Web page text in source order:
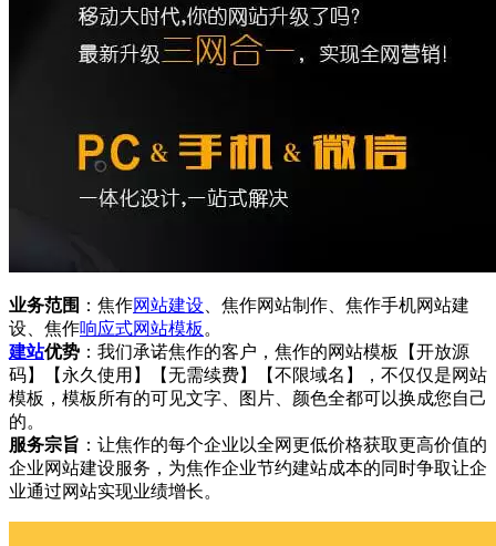
业务范围 ：焦作网站建设 、焦作网站制作、焦作手机网站建
设、焦作响应式网站模板 。
建站优势 ：我们承诺焦作的客户，焦作的网站模板【开放源
码】【永久使用】【无需续费】【不限域名】，不仅仅是网站
模板，模板所有的可见文字、图片、颜色全都可以换成您自己
的。
服务宗旨 ：让焦作的每个企业以全网更低价格获取更高价值的
企业网站建设服务，为焦作企业节约建站成本的同时争取让企
业通过网站实现业绩增长。